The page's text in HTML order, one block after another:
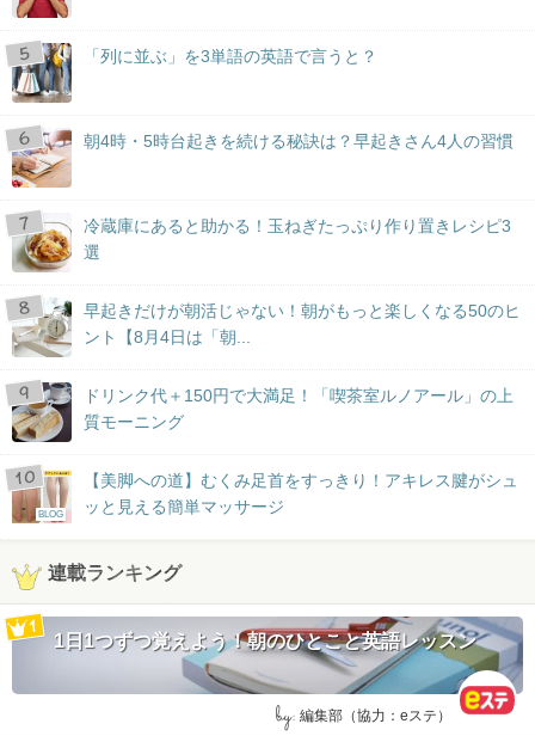
「列に並ぶ」を3単語の英語で言うと？
朝4時・5時台起きを続ける秘訣は？早起きさん4人の習慣
冷蔵庫にあると助かる！玉ねぎたっぷり作り置きレシピ3
選
早起きだけが朝活じゃない！朝がもっと楽しくなる50のヒ
ント【8月4日は「朝...
ドリンク代＋150円で大満足！「喫茶室ルノアール」の上
質モーニング
BLOG
【美脚への道】むくみ足首をすっきり！アキレス腱がシュ
ッと見える簡単マッサージ
連載ランキング
1日1つずつ覚えよう！朝のひとこと英語レッスン
by: 編集部（協力：eステ）